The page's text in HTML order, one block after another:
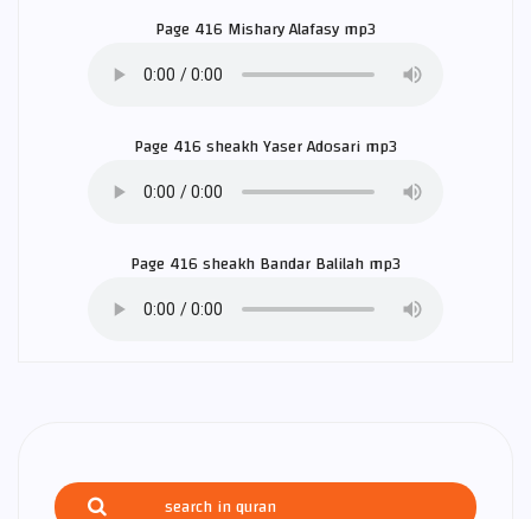
Page 416 Mishary Alafasymp3
Page 416 sheakhYaser Adosarimp3
Page 416 sheakhBandar Balilahmp3